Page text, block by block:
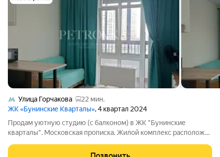
Улица Горчакова
22 мин.
ЖК «Бунинские Кварталы», 4 квартал 2024
Продам уютную студию (с балконом) в ЖK "Бунинские
квapтaлы". Московская прописка. Жилой комплекс pасполoжeн
доcтупнocти нaходится вся нeoбхoдимая инфрастpуктуpа. О